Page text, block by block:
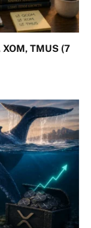
XOM, TMUS (7